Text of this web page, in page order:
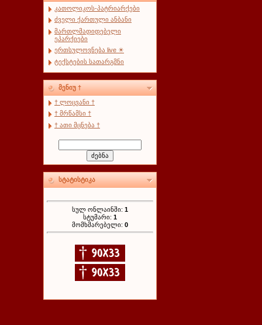
კათოლიკოს-პატრიარქები
ძველი ქართული ანბანი
მართლმადიდებელი
ეპარქიები
ერთსულოვნება live ☀
ტექსტების სათარგმნი
მენიუ †
† ლოცვანი †
† მრწამსი †
† ათი მცნება †
სტატისტიკა
სულ ონლაინში: 1
სტუმარი: 1
მომხმარებელი: 0